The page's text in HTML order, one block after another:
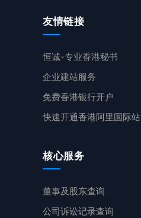
友情链接
恒诚-专业香港秘书
企业建站服务
免费香港银行开户
快速开通香港阿里国际站
核心服务
董事及股东查询
公司诉讼记录查询